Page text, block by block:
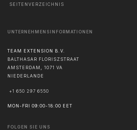
SEITENVERZEICHNIS
UNTERNEHMENSINFORMATIONEN
TEAM EXTENSION B.V.
BALTHASAR FLORISZSTRAAT
AMSTERDAM , 1071 VA
NIEDERLANDE
+1 650 297 6550
MON-FRI 09:00-18:00 EET
FOLGEN SIE UNS